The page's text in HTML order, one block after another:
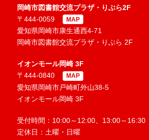
岡崎市図書館交流プラザ・りぶら2F
〒444-0059
MAP
愛知県岡崎市康生通西4-71
岡崎市図書館交流プラザ・りぶら 2F
イオンモール岡崎 3F
〒444-0840
MAP
愛知県岡崎市戸崎町外山38-5
イオンモール岡崎 3F
受付時間：10:00～12:00、13:00～16:30
定休日：土曜・日曜